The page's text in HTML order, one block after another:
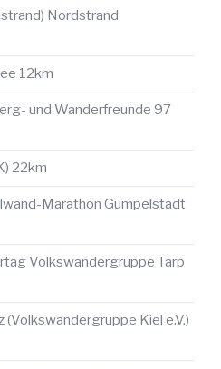
Nordstrand
12km
und Wanderfreunde 97
22km
Marathon Gumpelstadt
Volkswandergruppe Tarp
Kiel e.V.)